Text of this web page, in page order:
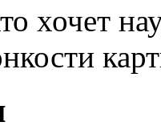
хочет